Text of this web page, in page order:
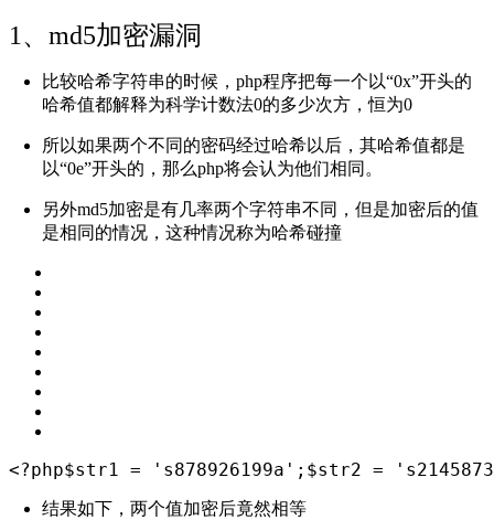
1、md5加密漏洞
比较哈希字符串的时候，php程序把每一个以“0x”开头的
哈希值都解释为科学计数法0的多少次方，恒为0
所以如果两个不同的密码经过哈希以后，其哈希值都是
以“0e”开头的，那么php将会认为他们相同。
另外md5加密是有几率两个字符串不同，但是加密后的值
是相同的情况，这种情况称为哈希碰撞
<?php$str1 = 's878926199a' ; $str2 =
结果如下，两个值加密后竟然相等